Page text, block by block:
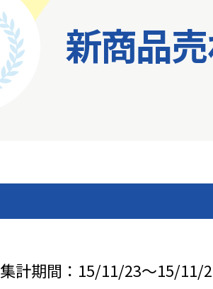
新商品
集計期間：15/11/23～15/11/